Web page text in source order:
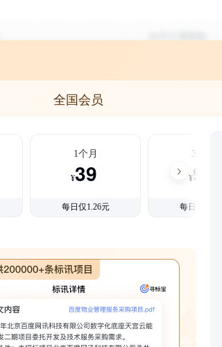
全国会员
1个月
¥39
每日仅1.26元
3个月
¥99
每日仅1.08元